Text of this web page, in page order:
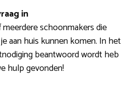
in
meerdere schoonmakers die
aan huis kunnen komen. In het
beantwoord wordt heb
hulp gevonden!